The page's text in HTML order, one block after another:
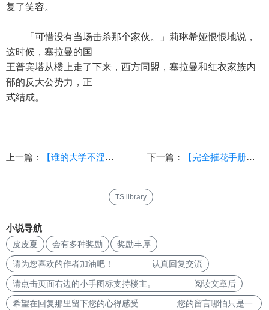
复了笑容。
「可惜没有当场击杀那个家伙。」莉琳希娅恨恨地说，
这时候，塞拉曼的国
王普宾塔从楼上走了下来，西方同盟，塞拉曼和红衣家族内
部的反大公势力，正
式结成。
上一篇： 【谁的大学不淫荡？】（86）（校园，乱伦，后宫，青春） 下一篇： 【完全摧花手册外传之巴伦琪亚】（上）
TS library
小说导航
皮皮夏 会有多种奖励 奖励丰厚
请为您喜欢的作者加油吧！ 认真回复交流
请点击页面右边的小手图标支持楼主。 阅读文章后
希望在回复那里留下您的心得感受 您的留言哪怕只是一